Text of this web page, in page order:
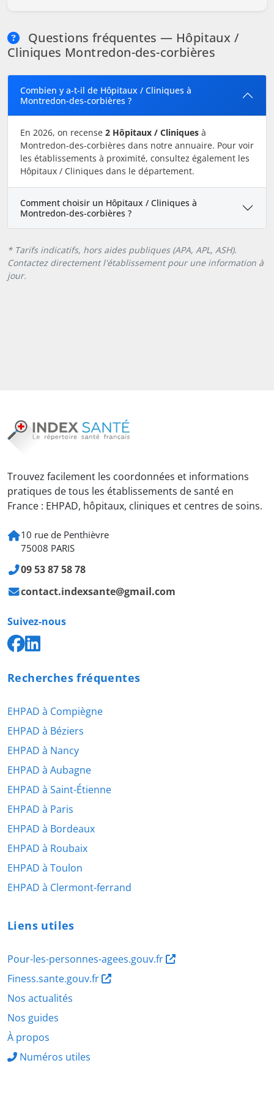
Questions fréquentes — Hôpitaux /
Cliniques Montredon-des-corbières
Combien y a-t-il de Hôpitaux / Cliniques à
Montredon-des-corbières ?
En 2026, on recense 2 Hôpitaux / Cliniques à
Montredon-des-corbières dans notre annuaire. Pour voir
les établissements à proximité, consultez également les
Hôpitaux / Cliniques dans le département.
Comment choisir un Hôpitaux / Cliniques à
Montredon-des-corbières ?
* Tarifs indicatifs, hors aides publiques (APA, APL, ASH).
Contactez directement l'établissement pour une information à
jour.
Trouvez facilement les coordonnées et informations
pratiques de tous les établissements de santé en
France : EHPAD, hôpitaux, cliniques et centres de soins.
10 rue de Penthièvre
75008 PARIS
09 53 87 58 78
contact.indexsante@gmail.com
Suivez-nous
Recherches fréquentes
EHPAD à Compiègne
EHPAD à Béziers
EHPAD à Nancy
EHPAD à Aubagne
EHPAD à Saint-Étienne
EHPAD à Paris
EHPAD à Bordeaux
EHPAD à Roubaix
EHPAD à Toulon
EHPAD à Clermont-ferrand
Liens utiles
Pour-les-personnes-agees.gouv.fr
Finess.sante.gouv.fr
Nos actualités
Nos guides
À propos
Numéros utiles